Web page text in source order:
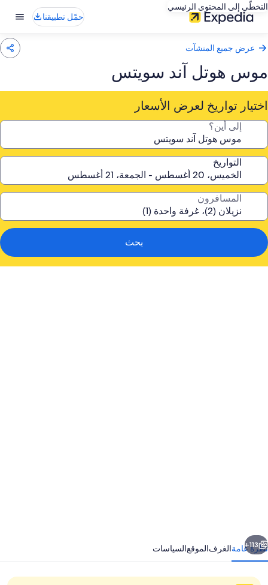
التخطّي إلى المحتوى الرئيسي
حمّل تطبيقنا
عرض جميع المنشآت
موس هوتل آند سويتس
اختيار تواريخ لعرض الأسعار
إلى أين؟
التواريخ
المسافرون
بحث
التالي
113+
نظرة عامةالغرفالموقعالسياسات